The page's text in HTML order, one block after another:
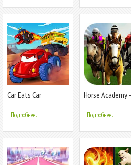
Car Eats Car
Подробнее...
Horse Academy -
Racing Game!
Подробнее...